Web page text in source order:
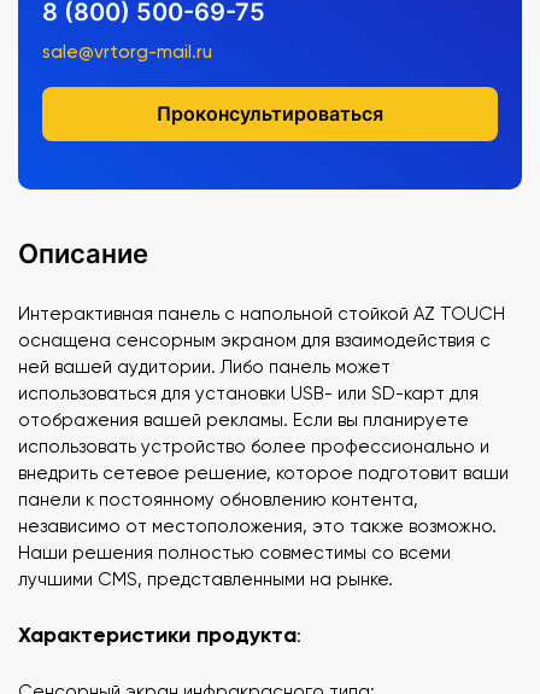
8 (800) 500-69-75
sale@vrtorg-mail.ru
Проконсультироваться
Описание
Интерактивная панель с напольной стойкой AZ TOUCH
оснащена сенсорным экраном для взаимодействия с
ней вашей аудитории. Либо панель может
использоваться для установки USB- или SD-карт для
отображения вашей рекламы. Если вы планируете
использовать устройство более профессионально и
внедрить сетевое решение, которое подготовит ваши
панели к постоянному обновлению контента,
независимо от местоположения, это также возможно.
Наши решения полностью совместимы со всеми
лучшими CMS, представленными на рынке.
Характеристики продукта: